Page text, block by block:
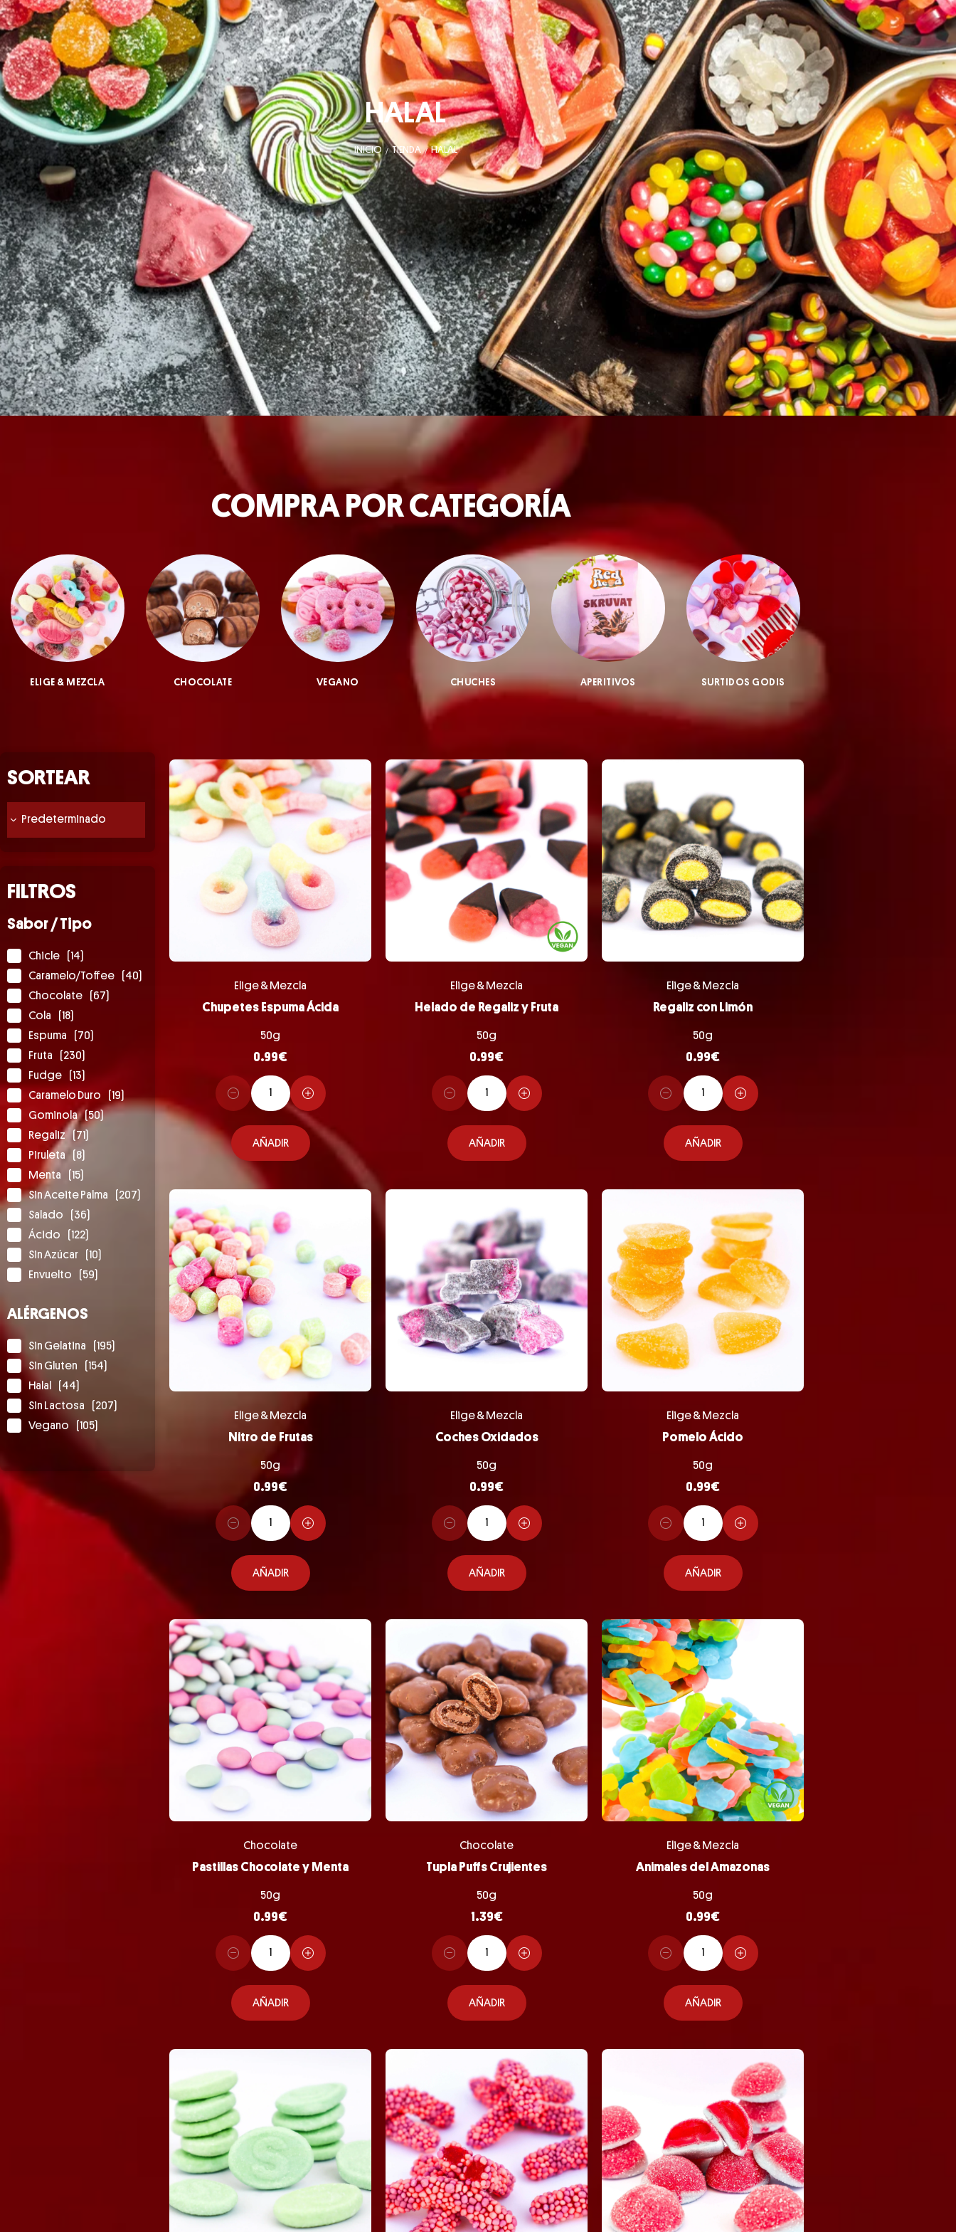
HALAL
INICIO / TIENDA / HALAL
COMPRA POR CATEGORÍA
ELIGE & MEZCLA CHOCOLATE VEGANO CHUCHES APERITIVOS SURTIDOS GODIS
SORTEAR
FILTROS
Sabor / Tipo
Chicle
(14)
Caramelo/Toffee
(40)
Chocolate
(67)
Cola
(18)
Espuma
(70)
Fruta
(230)
Fudge
(13)
Caramelo Duro
(19)
Gominola
(50)
Regaliz
(71)
Piruleta
(8)
Menta
(15)
Sin Aceite Palma
(207)
Salado
(36)
Ácido
(122)
Sin Azúcar
(10)
Envuelto
(59)
ALÉRGENOS
Sin Gelatina
(195)
Sin Gluten
(154)
Halal
(44)
Sin Lactosa
(207)
Vegano
(105)
Elige & Mezcla
Chupetes Espuma Ácida
50g
0.99€
AÑADIR
Elige & Mezcla
Helado de Regaliz y Fruta
50g
0.99€
AÑADIR
Elige & Mezcla
Regaliz con Limón
50g
0.99€
AÑADIR
Elige & Mezcla
Nitro de Frutas
50g
0.99€
AÑADIR
Elige & Mezcla
Coches Oxidados
50g
0.99€
AÑADIR
Elige & Mezcla
Pomelo Ácido
50g
0.99€
AÑADIR
Chocolate
Pastillas Chocolate y Menta
50g
0.99€
AÑADIR
Chocolate
Tupla Puffs Crujientes
50g
1.39€
AÑADIR
Elige & Mezcla
Animales del Amazonas
50g
0.99€
AÑADIR